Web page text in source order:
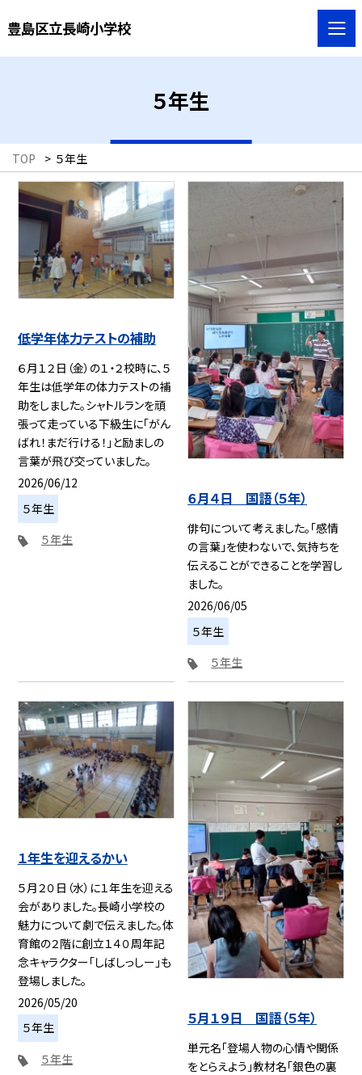
豊島区立長崎小学校
５年生
TOP > ５年生
低学年体力テストの補助
６月１２日（金）の１・２校時に、５
年生は低学年の体力テストの補
助をしました。シャトルランを頑
張って走っている下級生に「がん
ばれ！まだ行ける！」と励ましの
言葉が飛び交っていました。
2026/06/12
５年生
５年生
６月４日 国語（５年）
俳句について考えました。「感情
の言葉」を使わないで、気持ちを
伝えることができることを学習し
ました。
2026/06/05
５年生
５年生
１年生を迎えるかい
５月２０日（水）に１年生を迎える
会がありました。長崎小学校の
魅力について劇で伝えました。体
育館の２階に創立１４０周年記
念キャラクター「しばしっしー」も
登場しました。
2026/05/20
５年生
５年生
５月１９日 国語（５年）
単元名「登場人物の心情や関係
をとらえよう」教材名「銀色の裏